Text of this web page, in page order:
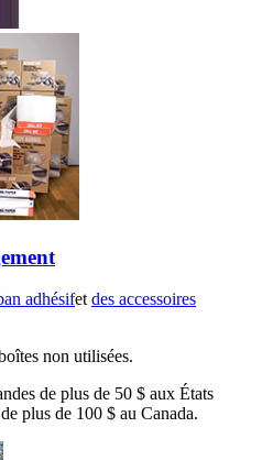
adhésifetdes accessoires
non utilisées.
de plus de 50 $ aux États
plus de 100 $ au Canada.